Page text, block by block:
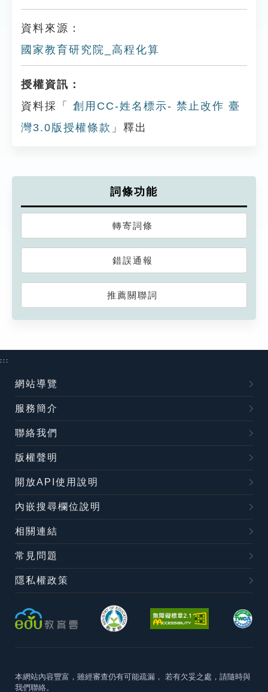
資料來源：
國家教育研究院_高程化算
授權資訊：
資料採「
創用CC-姓名標示- 禁止改作 臺
灣3.0版授權條款 」釋出
詞條功能
轉寄詞條
錯誤通報
推薦關聯詞
:::
網站導覽
服務簡介
聯絡我們
版權聲明
開放API使用說明
內嵌搜尋欄位說明
相關連結
常見問題
隱私權政策
本網站內容豐富，雖經審查仍有可能疏漏， 若有欠妥之處，請隨時與
我們聯絡。